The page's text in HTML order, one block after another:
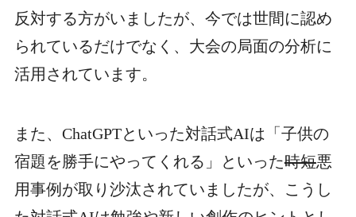
反対する方がいましたが、今では世間に認め
られているだけでなく、大会の局面の分析に
活用されています。
また、ChatGPTといった対話式AIは「子供の
宿題を勝手にやってくれる」といった時短悪
用事例が取り沙汰されていましたが、こうし